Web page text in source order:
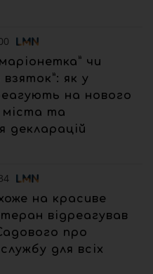
чи
взяток”: як у
на нового
міста та
декларацій
на красиве
відреагував
про
для всіх